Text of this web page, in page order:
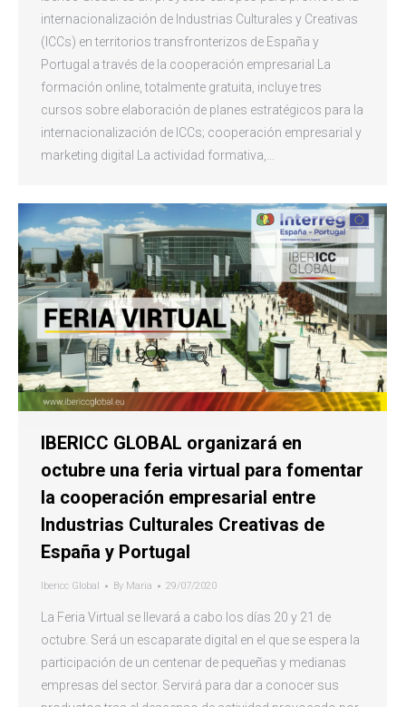
internacionalización de Industrias Culturales y Creativas
(ICCs) en territorios transfronterizos de España y
Portugal a través de la cooperación empresarial La
formación online, totalmente gratuita, incluye tres
cursos sobre elaboración de planes estratégicos para la
internacionalización de ICCs; cooperación empresarial y
marketing digital La actividad formativa,…
IBERICC GLOBAL organizará en
octubre una feria virtual para fomentar
la cooperación empresarial entre
Industrias Culturales Creativas de
España y Portugal
Ibericc Global By Maria 29/07/2020
La Feria Virtual se llevará a cabo los días 20 y 21 de
octubre. Será un escaparate digital en el que se espera la
participación de un centenar de pequeñas y medianas
empresas del sector. Servirá para dar a conocer sus